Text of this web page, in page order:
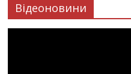
Відеоновини